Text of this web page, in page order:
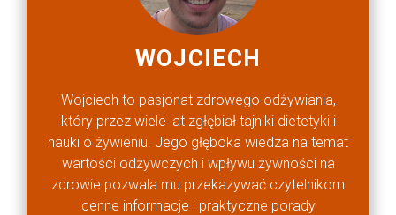
WOJCIECH
Wojciech to pasjonat zdrowego odżywiania,
który przez wiele lat zgłębiał tajniki dietetyki i
nauki o żywieniu. Jego głęboka wiedza na temat
wartości odżywczych i wpływu żywności na
zdrowie pozwala mu przekazywać czytelnikom
cenne informacje i praktyczne porady